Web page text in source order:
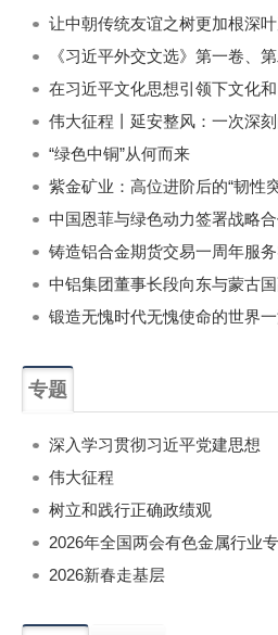
《习近平外交文选》第一卷、
“绿色中铜”从何而来
紫金矿业：高位进阶后的“韧性
中国恩菲与绿色动力签署战略
铸造铝合金期货交易一周年服
专题
深入学习贯彻习近平党建思想
伟大征程
树立和践行正确政绩观
2026年全国两会有色金属行业
2026新春走基层